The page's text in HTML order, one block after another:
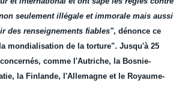
seulement illégale et immorale mais aussi
des renseignements fiables", dénonce ce
mondialisation de la torture". Jusqu'à 25
comme l'Autriche, la Bosnie-
, la Finlande, l'Allemagne et le Royaume-